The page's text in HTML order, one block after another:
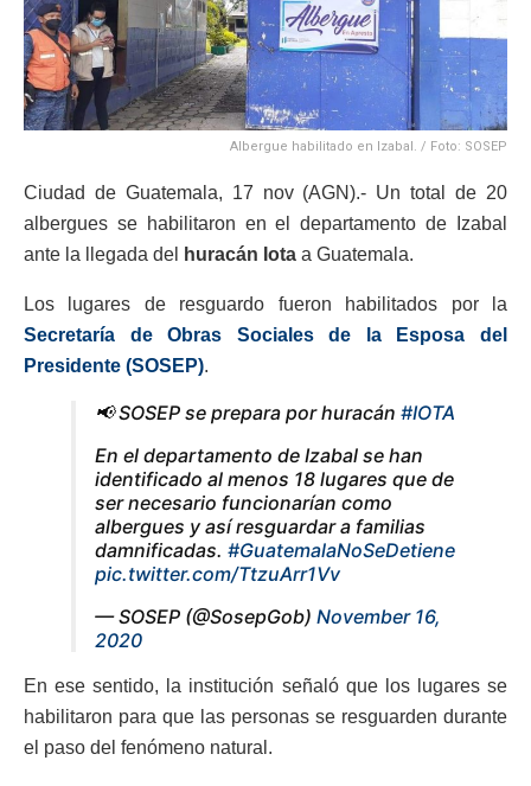
Albergue habilitado en Izabal. / Foto: SOSEP
Ciudad de Guatemala, 17 nov (AGN).- Un total de 20
albergues se habilitaron en el departamento de Izabal
ante la llegada del
huracán Iota a Guatemala.
Los lugares de resguardo fueron habilitados por la
Secretaría de Obras Sociales de la Esposa del
Presidente (SOSEP).
📢 SOSEP se prepara por huracán #IOTA
En el departamento de Izabal se han
identificado al menos 18 lugares que de
ser necesario funcionarían como
albergues y así resguardar a familias
damnificadas. #GuatemalaNoSeDetiene
pic.twitter.com/TtzuArr1Vv
— SOSEP (@SosepGob) November 16,
2020
En ese sentido, la institución señaló que los lugares se
habilitaron para que las personas se resguarden durante
el paso del fenómeno natural.